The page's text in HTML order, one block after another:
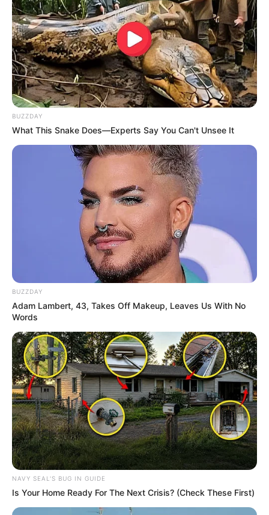
BUZZDAY
What This Snake Does—Experts Say You Can't Unsee It
BUZZDAY
Adam Lambert, 43, Takes Off Makeup, Leaves Us With No
Words
NAVY SEAL'S BUG IN GUIDE
Is Your Home Ready For The Next Crisis? (Check These First)